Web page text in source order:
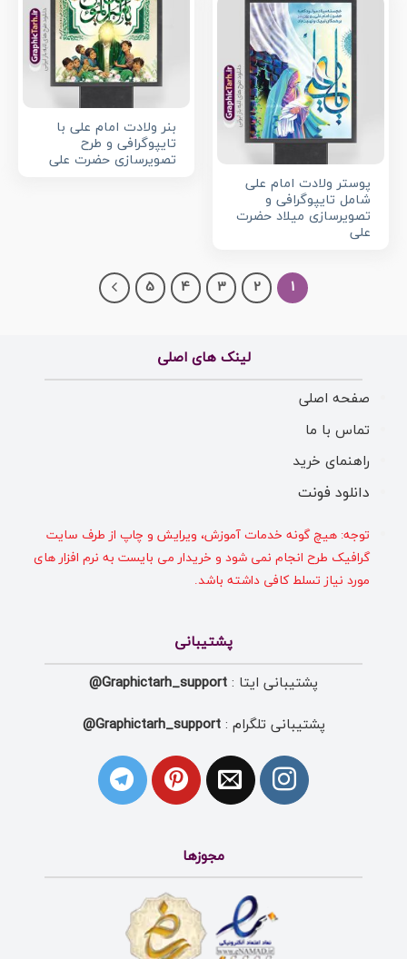
بنر ولادت امام علی با
تایپوگرافی و طرح
تصویرسازی حضرت علی
پوستر ولادت امام علی
شامل تایپوگرافی و
تصویرسازی میلاد حضرت
علی
1
2
3
4
5
لینک های اصلی
صفحه اصلی
تماس با ما
راهنمای خرید
دانلود فونت
توجه: هیچ گونه خدمات آموزش، ویرایش و چاپ از طرف سایت
گرافیک طرح انجام نمی شود و خریدار می بایست به نرم افزار های
مورد نیاز تسلط کافی داشته باشد.
پشتیبانی
پشتیبانی ایتا : Graphictarh_support@
پشتیبانی تلگرام :Graphictarh_support@
مجوزها